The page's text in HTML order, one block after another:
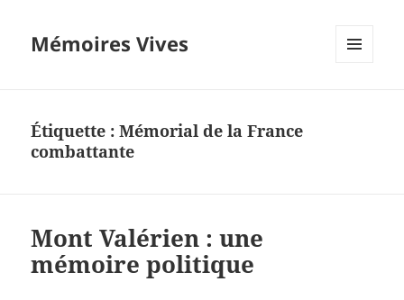
Mémoires Vives
Étiquette :Mémorial de la France
combattante
Mont Valérien : une
mémoire politique